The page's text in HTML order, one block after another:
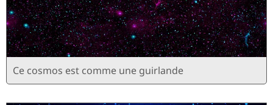
Ce cosmos est comme une guirlande